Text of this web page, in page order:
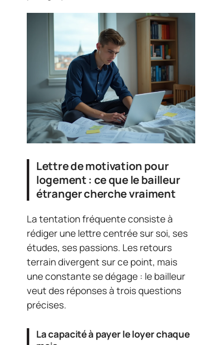
Lettre de motivation pour
logement : ce que le bailleur
étranger cherche vraiment
La tentation fréquente consiste à
rédiger une lettre centrée sur soi, ses
études, ses passions. Les retours
terrain divergent sur ce point, mais
une constante se dégage : le bailleur
veut des réponses à trois questions
précises.
La capacité à payer le loyer chaque